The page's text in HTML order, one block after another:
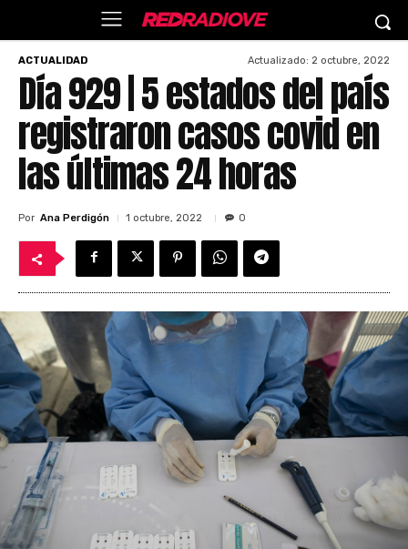
ACTUALIDAD Actualizado: 2 octubre, 2022
Día 929 | 5 estados del país
registraron casos covid en
las últimas 24 horas
Por Ana Perdigón 1 octubre, 2022 0